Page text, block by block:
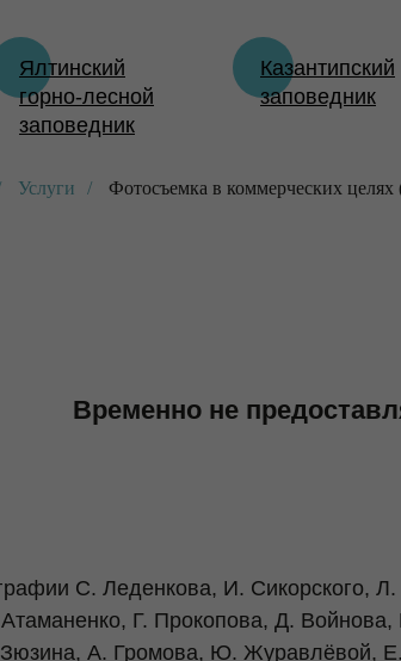
Ялтинский
горно-лесной
заповедник
Казантипский
заповедник
Услуги / Фотосъемка в коммерческих целях
Временно не
С. Леденкова, И. Сикорского,
Г. Прокопова, Д.
А. Громова, Ю. Журавлёвой,